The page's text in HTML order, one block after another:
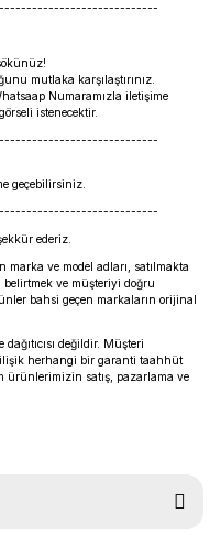
mutlaka karşılaştırınız.
Numaramızla iletişime
istenecektir.
geçebilirsiniz.
ederiz.
marka ve model adları, satılmakta
ve müşteriyi doğru
bahsi geçen markaların orijinal
değildir. Müşteri
herhangi bir garanti taahhüt
ürünlerimizin satış, pazarlama ve